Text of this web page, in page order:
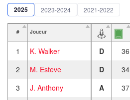
2025 2023-2024 2021-2022
# Joueur
1 K. Walker D 36
2
M. Esteve D 34
3
J. Anthony A 37